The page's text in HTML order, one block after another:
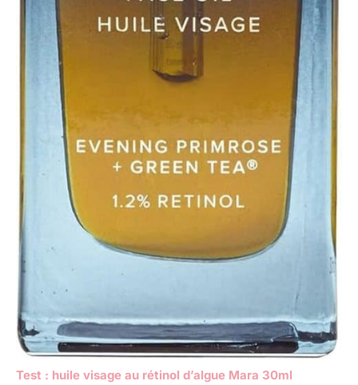
Test : huile visage au rétinol d’algue Mara 30ml